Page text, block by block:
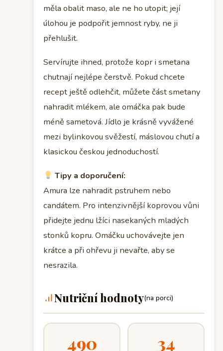
měla obalit maso, ale ne ho utopit; její
úlohou je podpořit jemnost ryby, ne ji
přehlušit.
Servírujte ihned, protože kopr i smetana
chutnají nejlépe čerstvě. Pokud chcete
recept ještě odlehčit, můžete část smetany
nahradit mlékem, ale omáčka pak bude
méně sametová. Jídlo je krásně vyvážené
mezi bylinkovou svěžestí, máslovou chutí a
klasickou českou jednoduchostí.
Tipy a doporučení:
Amura lze nahradit pstruhem nebo
candátem. Pro intenzivnější koprovou vůni
přidejte jednu lžíci nasekaných mladých
stonků kopru. Omáčku uchovávejte jen
krátce a při ohřevu ji nevařte, aby se
nesrazila.
Nutriční hodnoty(na porci)
490 34